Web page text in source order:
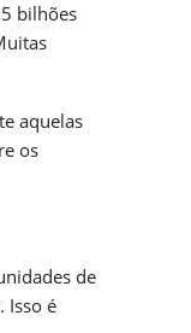
bilhões
aquelas
os
de
Isso é